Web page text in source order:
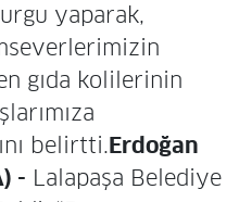
yaparak,
gıda kolilerinin
belirtti.Erdoğan
- Lalapaşa Belediye